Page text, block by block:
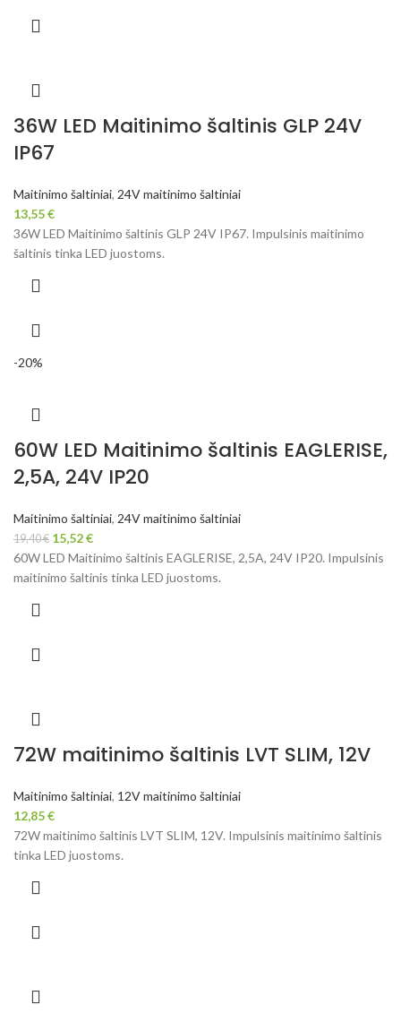
36W LED Maitinimo šaltinis GLP 24V
IP67
Maitinimo šaltiniai, 24V maitinimo šaltiniai
13,55€
36W LED Maitinimo šaltinis GLP 24V IP67. Impulsinis maitinimo
šaltinis tinka LED juostoms.
-20%
60W LED Maitinimo šaltinis EAGLERISE,
2,5A, 24V IP20
Maitinimo šaltiniai, 24V maitinimo šaltiniai
19,40€ 15,52€
60W LED Maitinimo šaltinis EAGLERISE, 2,5A, 24V IP20. Impulsinis
maitinimo šaltinis tinka LED juostoms.
72W maitinimo šaltinis LVT SLIM, 12V
Maitinimo šaltiniai, 12V maitinimo šaltiniai
12,85€
72W maitinimo šaltinis LVT SLIM, 12V. Impulsinis maitinimo šaltinis
tinka LED juostoms.